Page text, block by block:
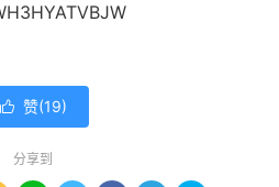
 赞(19)
分享到